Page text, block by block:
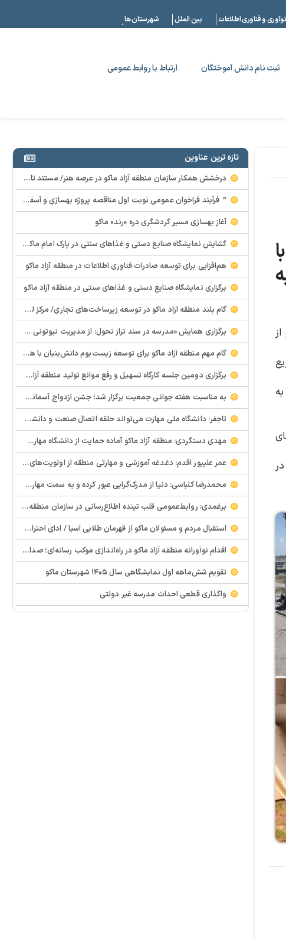
نوآوری و فناوری اطلاعات بین الملل شهرستان ها
ثبت نام دانش آموختگان
ارتباط با روابط عمومی
و به
امروز در
تازه ترین عناوین
درخشش همکار سازمان منطقه آزاد ماکو در عرصه هنر/ مستند تاریخی «زری خانم» به کارگردانی احد عبادی رونمایی شد
” فرآيند فراخوان عمومي نوبت اول مناقصه پروژه بهسازي و آسفالت راه و پاركينگ مجموعه آب درماني شهرستان شوط منطقه آزاد ماكو “
آغاز بهسازی مسیر گردشگری دره «رند» ماکو
گشایش نمایشگاه صنایع دستی و غذاهای سنتی در پارک امام ماکو با محوریت توانمندسازی زنان
هم‌افزایی برای توسعه صادرات فناوری اطلاعات در منطقه آزاد ماکو
برگزاری نمایشگاه صنایع دستی و غذاهای سنتی در منطقه آزاد ماکو
گام بلند منطقه آزاد ماکو در توسعه زیرساخت‌های تجاری/ مرکز لجستیک مرزی بازرگان تصویب شد
️برگزاری همایش «مدرسه در سند تراز تحول: از مدیریت نیوتونی به رهبری کوانتومی» با مشارکت سازمان منطقه آزاد ماکو
گام مهم منطقه آزاد ماکو برای توسعه زیست‌بوم دانش‌بنیان با همکاری مرکز نوآوری و شتابدهنده‌های استارتاپ
برگزاری دومین جلسه کارگاه تسهیل و رفع موانع تولید منطقه آزاد ماکو
به مناسبت هفته جوانی جمعیت برگزار شد؛ جشن ازدواج آسمانی و ازدواج آسان در شهرستان پلدشت
تاجفر: دانشگاه ملی مهارت می‌تواند حلقه اتصال صنعت و دانشگاه باشد
مهدی دستگردی: منطقه آزاد ماکو آماده حمایت از دانشگاه مهارت‌محور است
عمر علیپور اقدم: دغدغه آموزشی و مهارتی منطقه از اولویت‌های اصلی ماست
محمدرضا کلباسی: دنیا از مدرک‌گرایی عبور کرده و به سمت مهارت حرکت می‌کند
برغمدی: روابط‌عمومی قلب تپنده اطلاع‌رسانی در سازمان منطقه آزاد ماکو است
استقبال مردم و مسئولان ماکو از قهرمان طلایی آسیا / ادای احترام ابوالفضل پیشه‌ور به شهدای گمنام
اقدام نوآورانه منطقه آزاد ماکو در راه‌اندازی موکب رسانه‌ای؛ صدای مردم از دل تجمعات طنین‌انداز شد
تقویم شش‌ماهه اول نمایشگاهی سال ۱۴۰۵ شهرستان ماکو
واگذاری قطعی احداث مدرسه غیر دولتی